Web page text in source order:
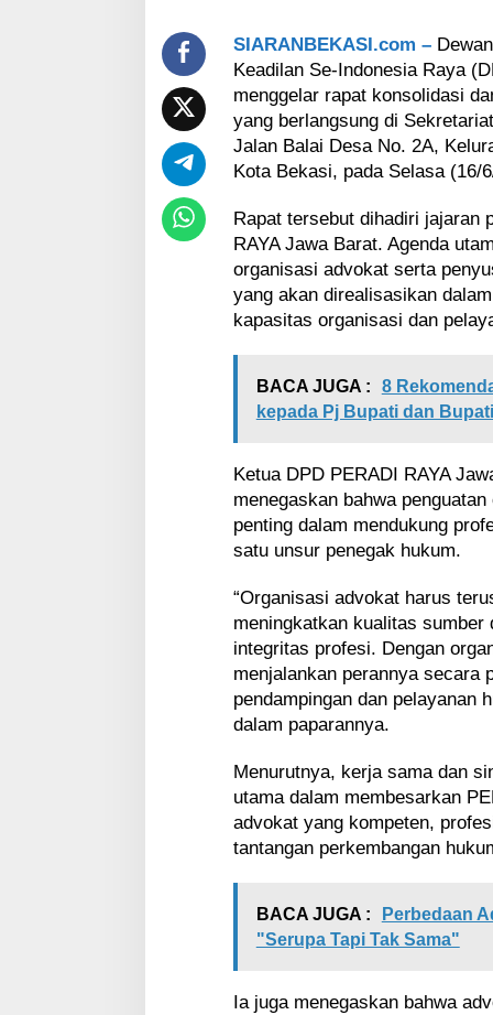
a
t
M
t
a
n
k
a
n
P
r
o
a
m
S
r
a
t
e
g
s
a
n
P
e
a
a
n
a
n
H
u
m
SIARANBEKASI.com –
Keadilan Se-Indonesia Raya
menggelar rapat konsolidasi
yang berlangsung di
Jalan Balai Desa No. 2A,
Kota Bekasi, pada Selasa (16/
Rapat tersebut dihadiri jajaran
RAYA Jawa Barat. Agenda
organisasi advokat serta
yang akan direalisasikan
kapasitas organisasi dan
BACA JUGA :
8
kepada Pj Bupati dan
Ketua DPD PERADI RAYA
menegaskan bahwa
penting dalam mendukung
satu unsur penegak hukum.
“Organisasi advokat harus
meningkatkan kualitas
integritas profesi. Dengan
menjalankan perannya secara
pendampingan dan pelayanan
dalam paparannya.
Menurutnya, kerja sama dan
utama dalam membesarkan
advokat yang kompeten,
tantangan perkembangan
BACA JUGA :
Perbedaan
"Serupa Tapi Tak Sama"
Ia juga menegaskan bahwa